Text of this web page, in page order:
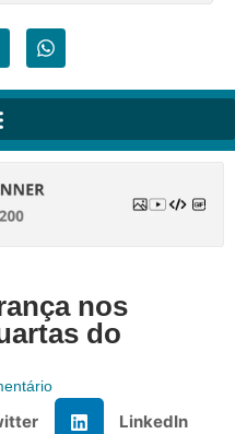
nos
do
LinkedIn